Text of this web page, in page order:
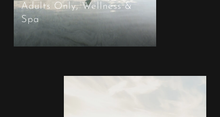
Adults Only, Wellness &
Spa